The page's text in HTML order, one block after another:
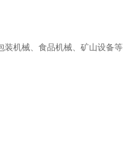
机械、食品机械、矿山设备等